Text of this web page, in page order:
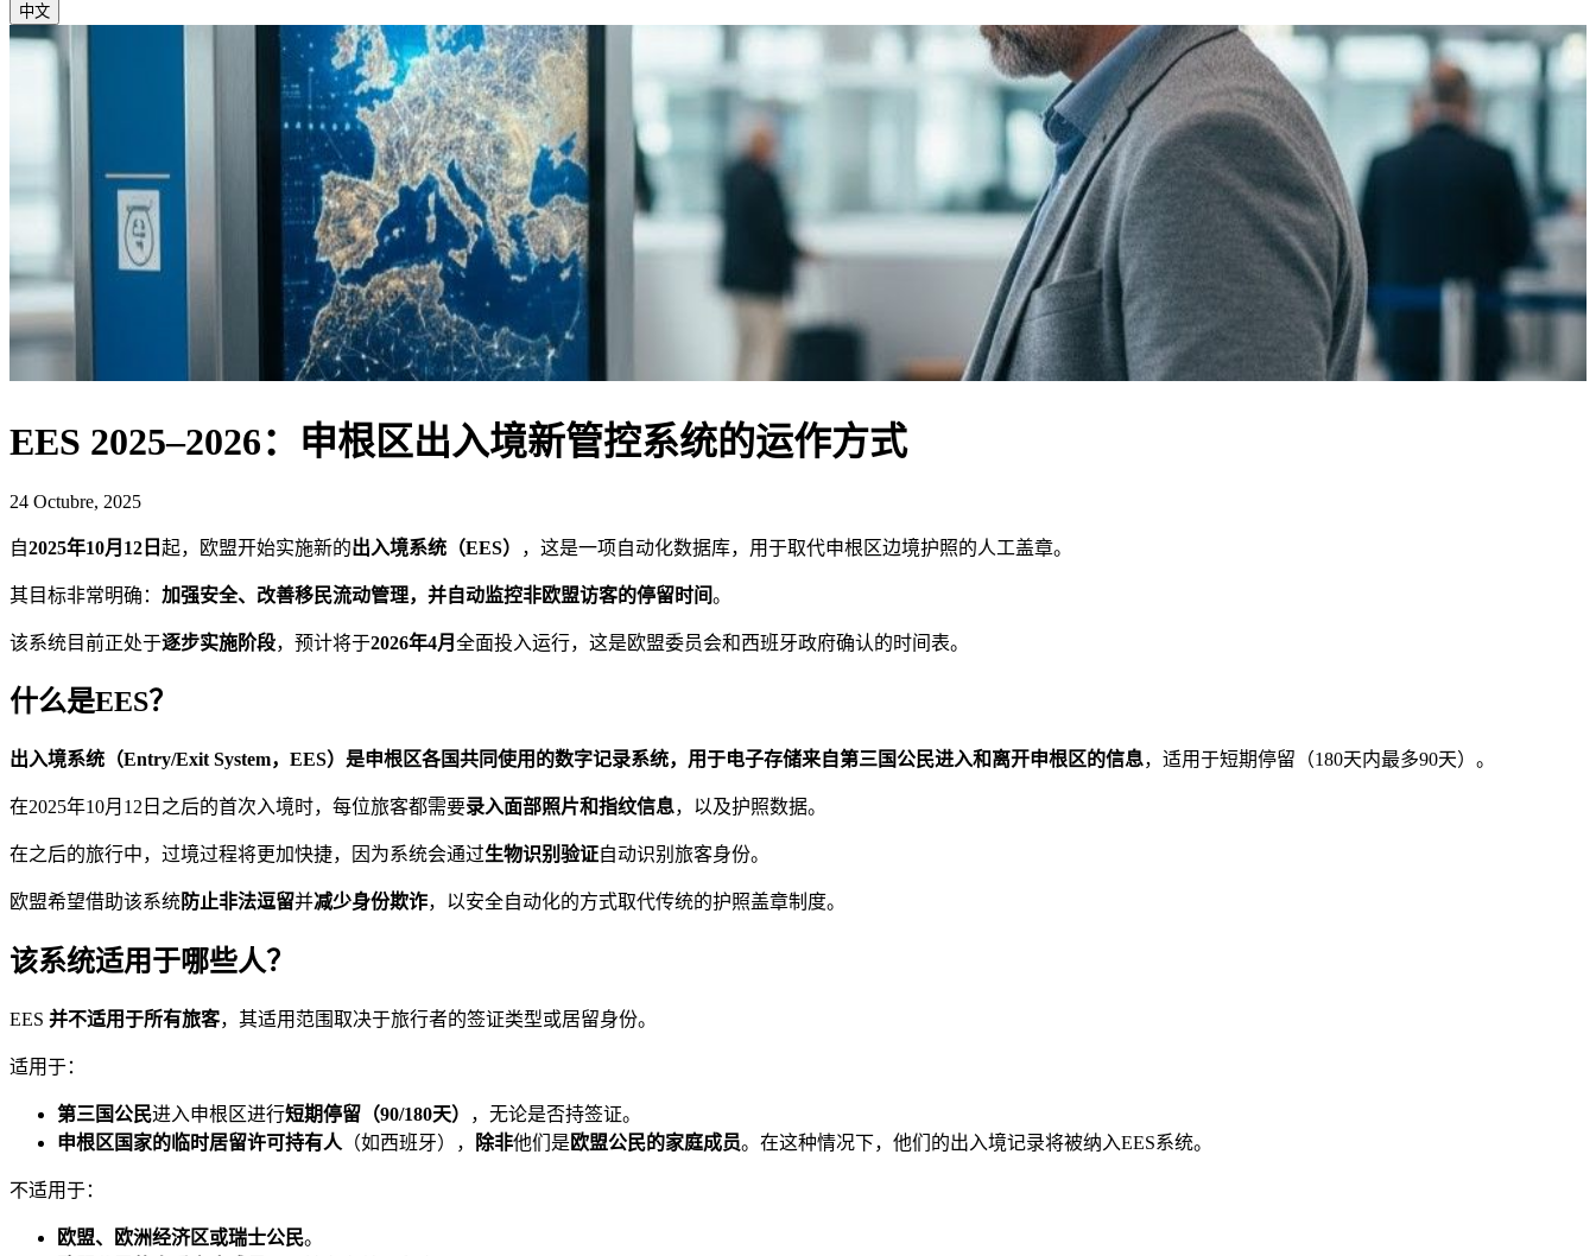
中文
EES 2025–2026：申根区出入境新管控系统的运作方式
24 Octubre, 2025
自2025年10月12日 起，欧盟开始实施新的出入境系统（EES） ，这是一项自动化数据库，用于取代申根区边境护照的人工盖章。
其目标非常明确： 加强安全、改善移民流动管理，并自动监控非欧盟访客的停留时间。
该系统目前正处于逐步实施阶段，预计将于2026年4月 全面投入运行，这是欧盟委员会和西班牙政府确认的时间表。
什么是EES？
出入境系统（Entry/Exit System，EES） 是申根区各国共同使用的数字记录系统，用于电子存储来自第三国公民进入和离开申根区的信息，适用于短期停留（180天内最多90天）。
在2025年10月12日之后的首次入境时，每位旅客都需要录入面部照片和指纹信息，以及护照数据。
在之后的旅行中，过境过程将更加快捷，因为系统会通过生物识别验证自动识别旅客身份。
欧盟希望借助该系统防止非法逗留并减少身份欺诈，以安全自动化的方式取代传统的护照盖章制度。
该系统适用于哪些人？
EES 并不适用于所有旅客，其适用范围取决于旅行者的签证类型或居留身份。
适用于：
第三国公民进入申根区进行短期停留（90/180天）
，无论是否持签证。
申根区国家的临时居留许可持有人 （如西班牙）， 除非他们是 欧盟公民的家庭成员。在这种情况下，他们的出入境记录将被纳入EES系统。
不适用于：
欧盟、欧洲经济区或瑞士公民。